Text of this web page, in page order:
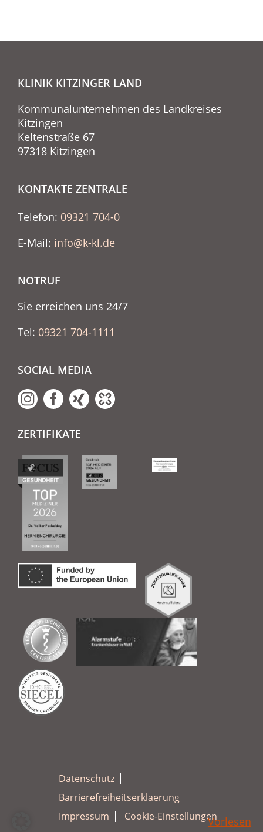
Vorlesen
KLINIK KITZINGER LAND
Kommunalunternehmen des Landkreises
Kitzingen
Keltenstraße 67
97318 Kitzingen
KONTAKTE ZENTRALE
Telefon: 09321 704-0
E-Mail: info@k-kl.de
NOTRUF
Sie erreichen uns 24/7
Tel: 09321 704-1111
SOCIAL MEDIA
ZERTIFIKATE
Datenschutz
Barrierefreiheitserklaerung
Impressum
Cookie-Einstellungen